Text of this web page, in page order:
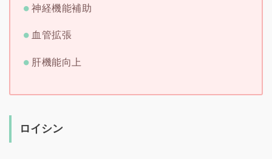
神経機能補助
血管拡張
肝機能向上
ロイシン